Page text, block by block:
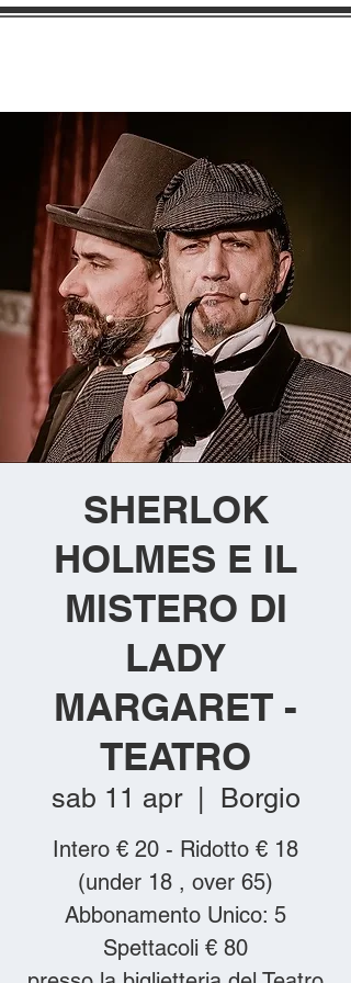
SHERLOK
HOLMES E IL
MISTERO DI
LADY
MARGARET -
TEATRO
sab 11 apr
  |
Borgio
Intero € 20 - Ridotto € 18
(under 18 , over 65)
Abbonamento Unico: 5
Spettacoli € 80